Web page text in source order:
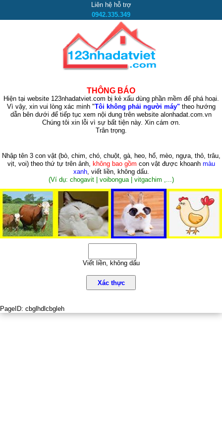
Liên hệ hỗ trợ
0942.335.349
THÔNG BÁO
Hiện tại website 123nhadatviet.com bị kẻ xấu dùng phần mềm để phá hoại.
Vì vậy, xin vui lòng xác minh "Tôi không phải người máy"theo hướng
dẫn bên dưới để tiếp tục xem nội dung trên website alonhadat.com.vn
Chúng tôi xin lỗi vì sự bất tiện này. Xin cám ơn.
Trân trọng.
Nhập tên 3 con vật (bò, chim, chó, chuột, gà, heo, hổ, mèo, ngựa, thỏ, trâu,
vịt, voi)theo thứ tự trên ảnh, không bao gồm con vật được khoanh màu
xanh, viết liền, không dấu.
(Ví dụ: chogavit | voibongua | vitgachim ,...)
Viết liền, không dấu
Xác thực
PageID: cbglhdlcbgleh